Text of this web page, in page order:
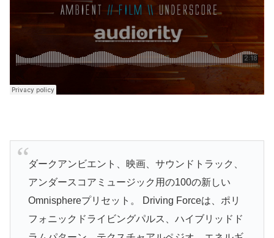
ダークアンビエント、映画、サウンドトラック、
アンダースコアミュージック用の100の新しい
Omnisphereプリセット。 Driving Forceは、ポリ
フォニックドライビングパルス、ハイブリッドド